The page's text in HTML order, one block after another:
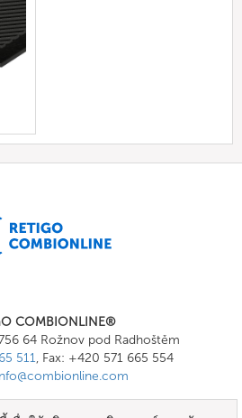
COMBIONLINE®
64 Rožnov pod Radhoštěm
511, Fax: +420 571 665 554